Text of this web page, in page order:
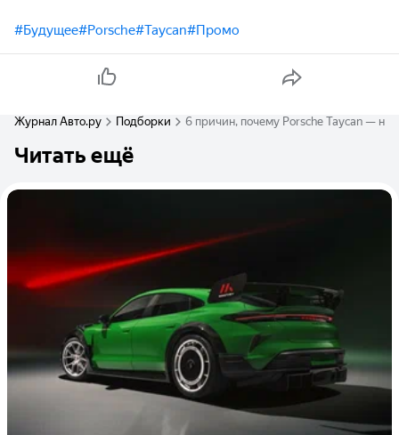
#Будущее#Porsche#Taycan#Промо
Журнал Авто.ру Подборки 6 причин, почему Porsche Taycan — не
Читать ещё